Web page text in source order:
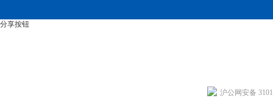
分享按钮
沪公网安备